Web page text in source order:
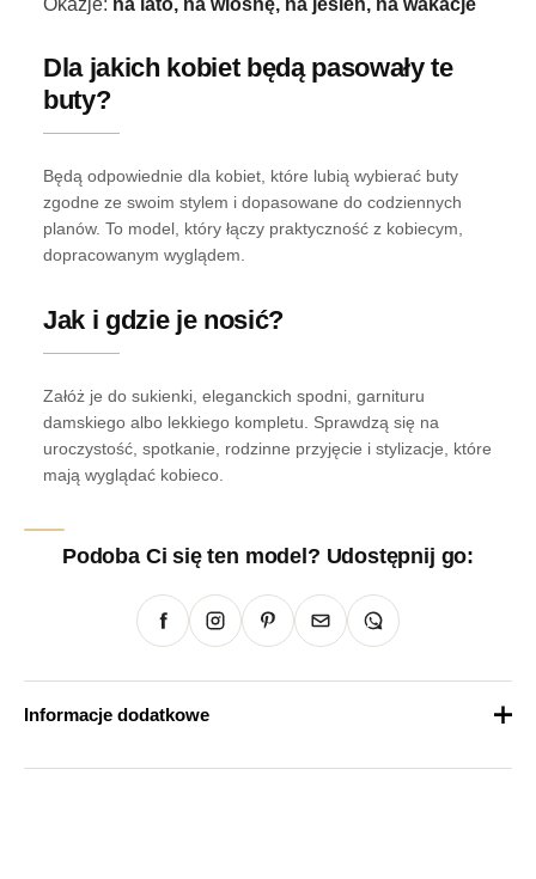
Dla jakich kobiet będą pasowały te
buty?
Będą odpowiednie dla kobiet, które lubią wybierać buty
zgodne ze swoim stylem i dopasowane do codziennych
planów. To model, który łączy praktyczność z kobiecym,
dopracowanym wyglądem.
Jak i gdzie je nosić?
Załóż je do sukienki, eleganckich spodni, garnituru
damskiego albo lekkiego kompletu. Sprawdzą się na
uroczystość, spotkanie, rodzinne przyjęcie i stylizacje, które
mają wyglądać kobieco.
Podoba Ci się ten model? Udostępnij go:
Informacje dodatkowe